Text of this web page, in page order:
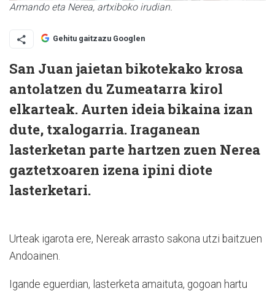
Armando eta Nerea, artxiboko irudian.
Gehitu gaitzazu Googlen
San Juan jaietan bikotekako krosa
antolatzen du Zumeatarra kirol
elkarteak. Aurten ideia bikaina izan
dute, txalogarria. Iraganean
lasterketan parte hartzen zuen Nerea
gaztetxoaren izena ipini diote
lasterketari.
Urteak igarota ere, Nereak arrasto sakona utzi baitzuen
Andoainen.
Igande eguerdian, lasterketa amaituta, gogoan hartu